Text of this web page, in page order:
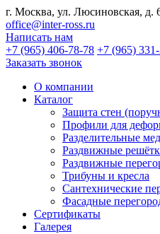
г. Москва, ул. Люсиновская, д.
office@inter-ross.ru
Написать нам
+7 (965) 406-78-78 +7 (965)
Заказать звонок
О компании
Каталог
Защита стен
Профили для
Разделительные
Раздвижные
Раздвижные
Трибуны и кресла
Сантехнические
Фасадные
Сертификаты
Галерея